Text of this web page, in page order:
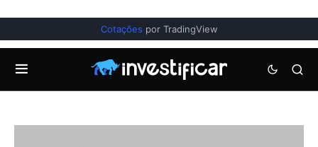
Cotações por TradingView